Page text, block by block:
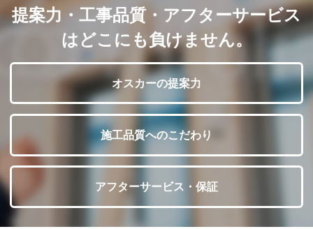
提案力・工事品質・アフターサービス
はどこにも負けません。
オスカーの提案力
施工品質へのこだわり
アフターサービス・保証